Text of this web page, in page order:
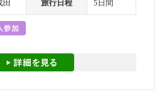
田 旅行日程 5日間